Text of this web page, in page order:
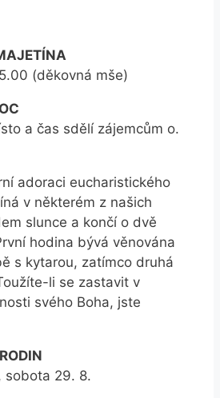
(děkovná mše)
a čas sdělí zájemcům o.
adoraci eucharistického
v některém z našich
slunce a končí o dvě
hodina bývá věnována
s kytarou, zatímco druhá
li se zastavit v
svého Boha, jste
sobota 29. 8.